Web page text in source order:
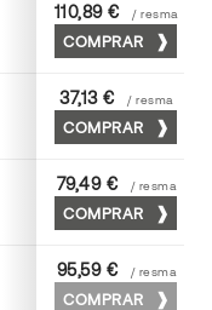
72 x 102
110,89 € / resma
COMPRAR
45 x 64
37,13 € / resma
COMPRAR
65 x 90
79,49 € / resma
COMPRAR
70 x 100
95,59 € / resma
COMPRAR